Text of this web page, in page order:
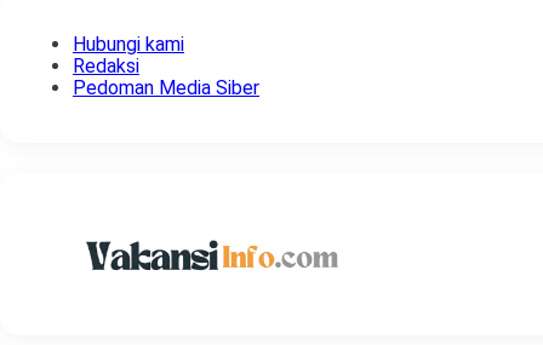
Hubungi kami
Redaksi
Pedoman Media Siber